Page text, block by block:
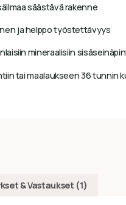
säästävä rakenne
ja helppo työstettävyys
mineraalisiin
tai maalaukseen 36 tunnin
& Vastaukset (1)